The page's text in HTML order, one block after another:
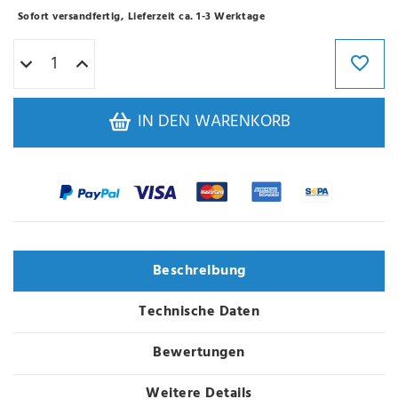
Sofort versandfertig, Lieferzeit ca. 1-3 Werktage
IN DEN WARENKORB
Beschreibung
Technische Daten
Bewertungen
Weitere Details